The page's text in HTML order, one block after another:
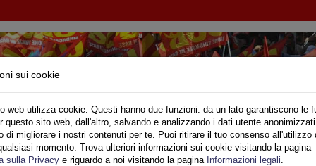
SINDACALE DI BASE SETTORE VIGILI DEL
Privato Territori Sociale Speciali Multimedia
sui cookie
web utilizza cookie. Questi hanno due funzioni: da un lato garantiscono le
questo sito web, dall'altro, salvando e analizzando i dati utente
di migliorare i nostri contenuti per te. Puoi ritirare il tuo consenso all'utilizzo
momento. Trova ulteriori informazioni sui cookie visitando la pagina
sulla Privacy e riguardo a noi visitando la pagina Informazioni legali.